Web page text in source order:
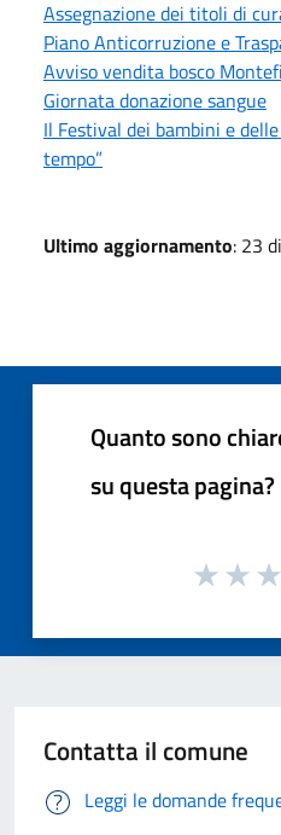
Assegnazione dei titoli di
Piano Anticorruzione e
Avviso vendita bosco
Giornata donazione sangue
Il Festival dei bambini e
tempo”
Ultimo aggiornamento: 23
Quanto sono
su questa pagina?
Contatta il comune
Leggi le domande